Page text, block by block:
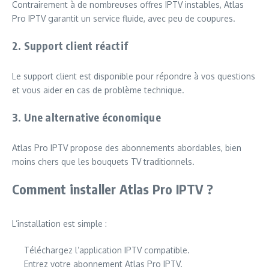
Contrairement à de nombreuses offres IPTV instables, Atlas
Pro IPTV garantit un service fluide, avec peu de coupures.
2. Support client réactif
Le support client est disponible pour répondre à vos questions
et vous aider en cas de problème technique.
3. Une alternative économique
Atlas Pro IPTV propose des abonnements abordables, bien
moins chers que les bouquets TV traditionnels.
Comment installer Atlas Pro IPTV ?
L’installation est simple :
Téléchargez l’application IPTV compatible.
Entrez votre abonnement Atlas Pro IPTV.